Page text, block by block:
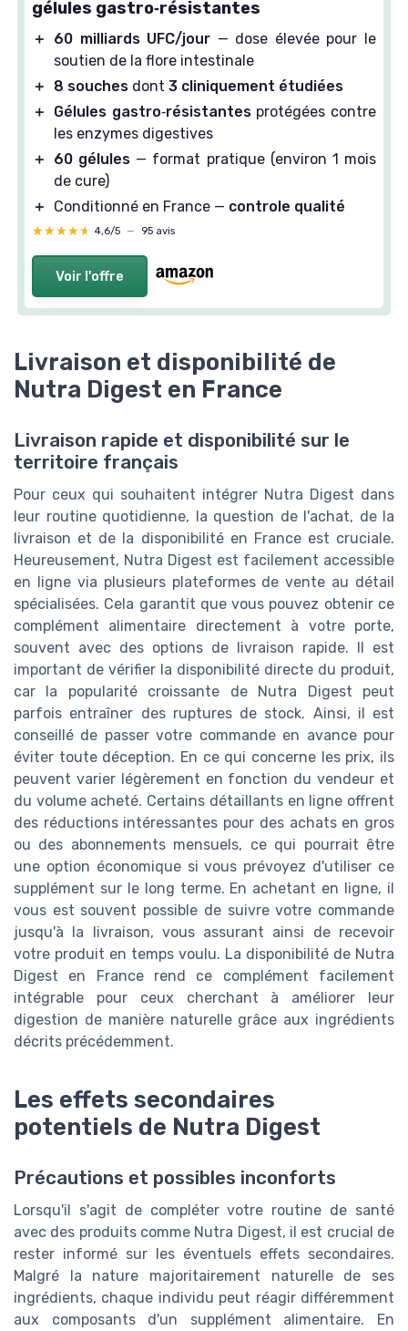
gélules gastro‑résistantes
＋ 60 milliards UFC/jour — dose élevée pour le
soutien de la flore intestinale
＋
8 souches dont 3 cliniquement étudiées
＋
Gélules gastro‑résistantesprotégées contre
les enzymes digestives
＋
60 gélules — format pratique (environ 1 mois
de cure)
＋
Conditionné en France — controle qualité
★★★★★
★★★★★ 4,6/5 — 95 avis
Voir l'offre
Livraison et disponibilité de
Nutra Digest en France
Livraison rapide et disponibilité sur le
territoire français
Pour ceux qui souhaitent intégrer Nutra Digest dans
leur routine quotidienne, la question de l'achat, de la
livraison et de la disponibilité en France est cruciale.
Heureusement, Nutra Digest est facilement accessible
en ligne via plusieurs plateformes de vente au détail
spécialisées. Cela garantit que vous pouvez obtenir ce
complément alimentaire directement à votre porte,
souvent avec des options de livraison rapide. Il est
important de vérifier la disponibilité directe du produit,
car la popularité croissante de Nutra Digest peut
parfois entraîner des ruptures de stock. Ainsi, il est
conseillé de passer votre commande en avance pour
éviter toute déception. En ce qui concerne les prix, ils
peuvent varier légèrement en fonction du vendeur et
du volume acheté. Certains détaillants en ligne offrent
des réductions intéressantes pour des achats en gros
ou des abonnements mensuels, ce qui pourrait être
une option économique si vous prévoyez d'utiliser ce
supplément sur le long terme. En achetant en ligne, il
vous est souvent possible de suivre votre commande
jusqu'à la livraison, vous assurant ainsi de recevoir
votre produit en temps voulu. La disponibilité de Nutra
Digest en France rend ce complément facilement
intégrable pour ceux cherchant à améliorer leur
digestion de manière naturelle grâce aux ingrédients
décrits précédemment.
Les effets secondaires
potentiels de Nutra Digest
Précautions et possibles inconforts
Lorsqu'il s'agit de compléter votre routine de santé
avec des produits comme Nutra Digest, il est crucial de
rester informé sur les éventuels effets secondaires.
Malgré la nature majoritairement naturelle de ses
ingrédients, chaque individu peut réagir différemment
aux composants d'un supplément alimentaire. En